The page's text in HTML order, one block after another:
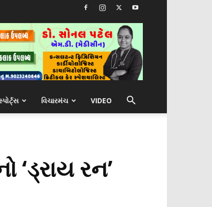
વિચારમંચ VIDEO
રન’